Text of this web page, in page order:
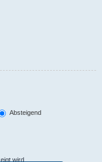
Absteigend
wird.